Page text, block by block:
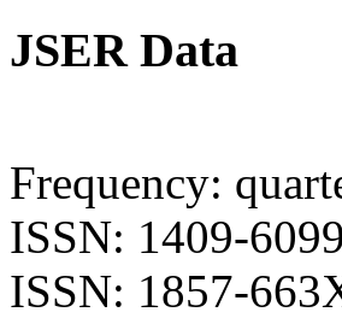
JSER Data
Frequency:
ISSN: 1409-
ISSN: 1857-